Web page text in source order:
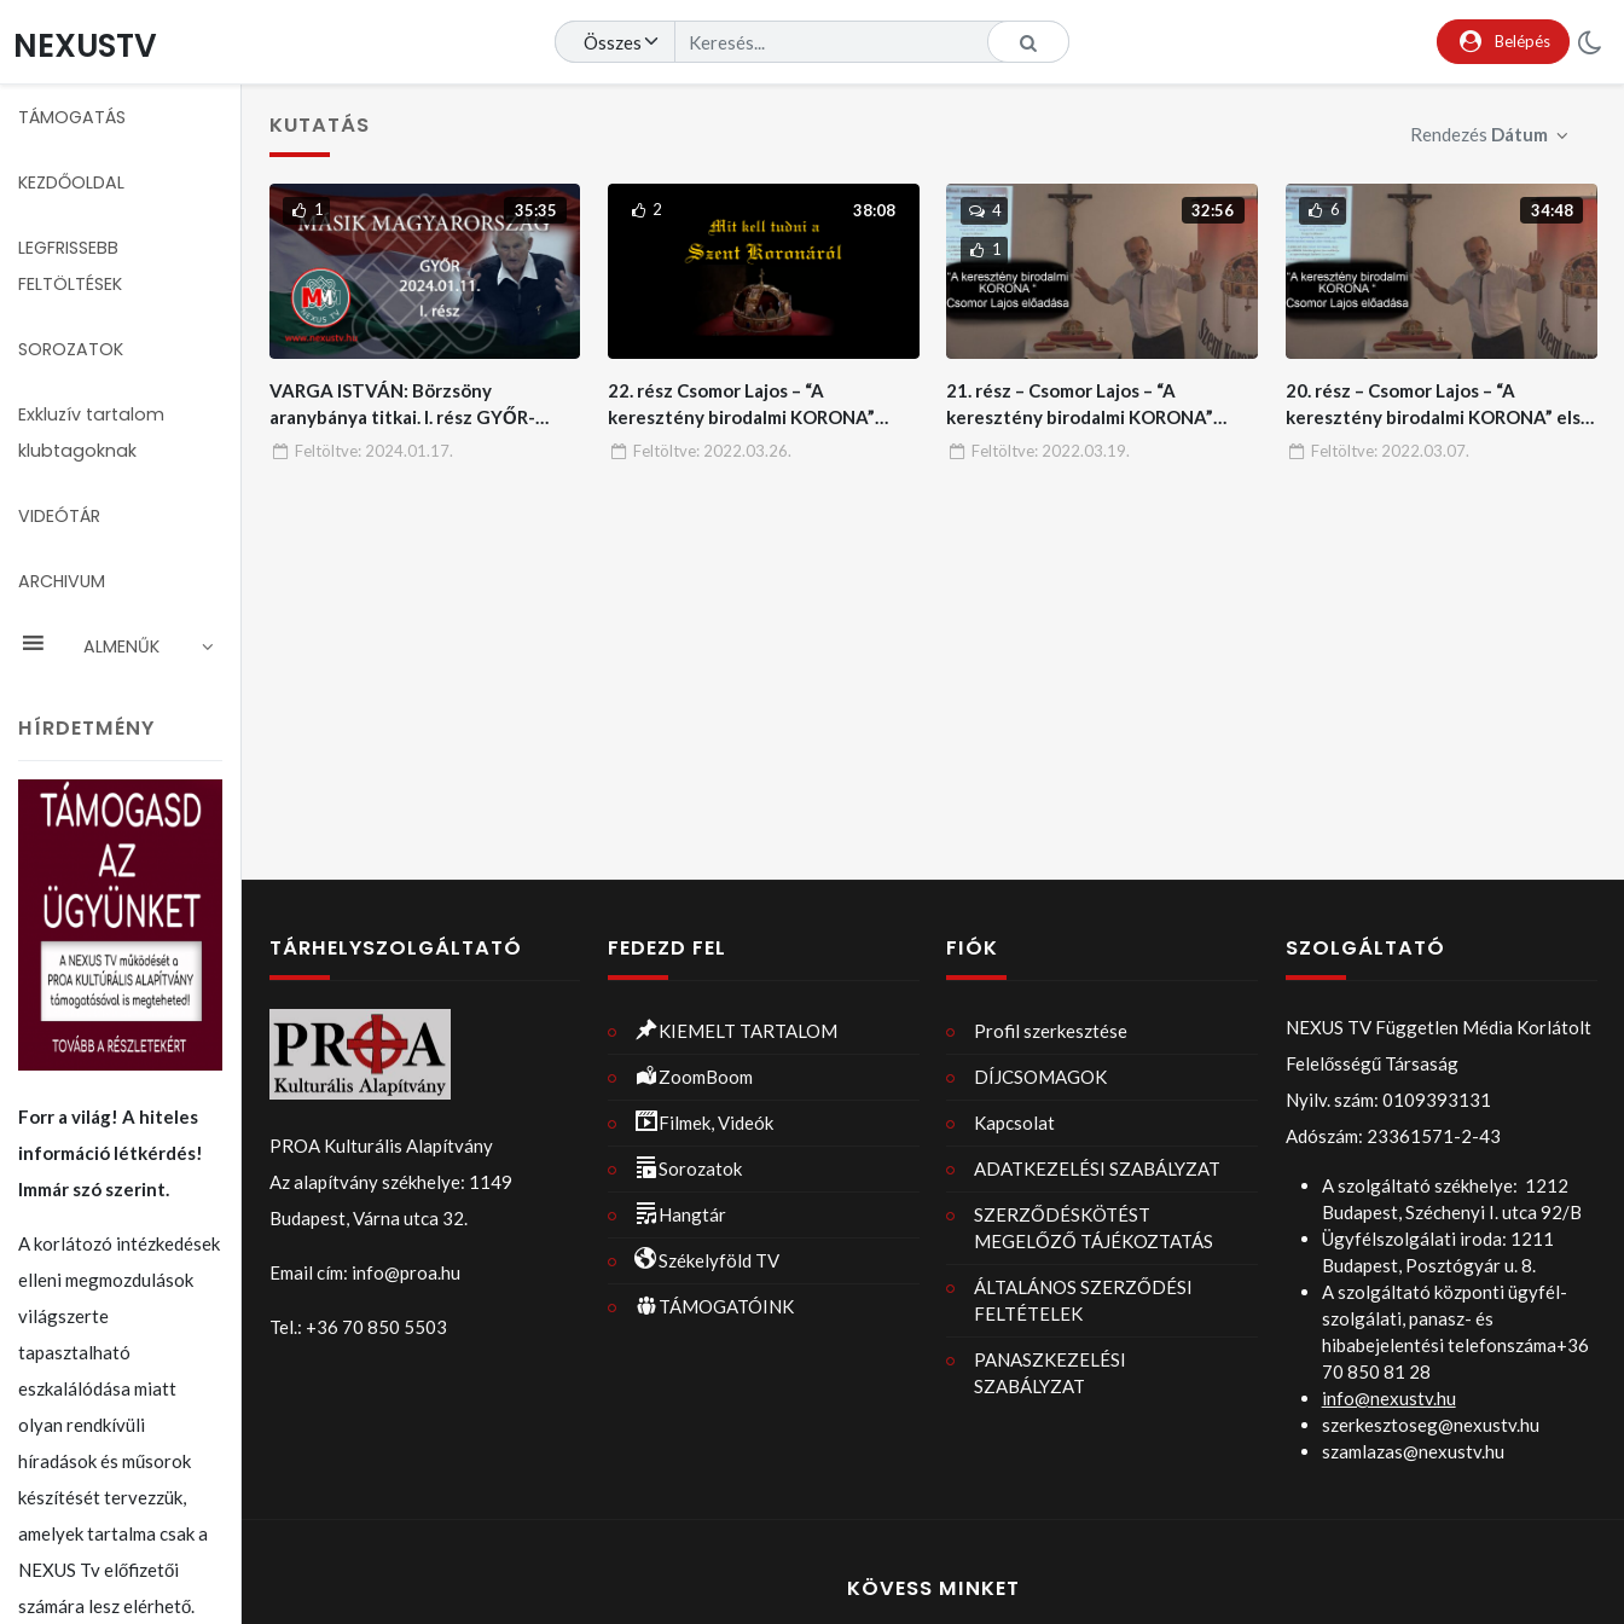
NEXUSTV Belépés
TÁMOGATÁS
KEZDŐOLDAL
LEGFRISSEBB
FELTÖLTÉSEK
SOROZATOK
Exkluzív tartalom
klubtagoknak
VIDEÓTÁR
ARCHIVUM
ALMENŰK
HÍRDETMÉNY
Forr a világ! A hiteles
információ létkérdés!
Immár szó szerint.
A korlátozó intézkedések
elleni megmozdulások
világszerte
tapasztalható
eszkalálódása miatt
olyan rendkívüli
híradások és műsorok
készítését tervezzük,
amelyek tartalma csak a
NEXUS Tv előfizetői
számára lesz elérhető.
KUTATÁS Rendezés Dátum
35:35
1
VARGA ISTVÁN: Börzsöny
aranybánya titkai. I. rész GYŐR-
MÁSIK MAGYARORSZÁG
Feltöltve: 2024.01.17.
38:08
2
22. rész Csomor Lajos – “A
keresztény birodalmi KORONA”
harmadik befejező része
Feltöltve: 2022.03.26.
32:56
4
1
21. rész – Csomor Lajos – “A
keresztény birodalmi KORONA”
második része
Feltöltve: 2022.03.19.
34:48
6
20. rész – Csomor Lajos – “A
keresztény birodalmi KORONA” első
részeFeltöltve: 2022.03.07.
TÁRHELYSZOLGÁLTATÓ
PROA Kulturális Alapítvány
Az alapítvány székhelye: 1149
Budapest, Várna utca 32.
Email cím: info@proa.hu
Tel.: +36 70 850 5503
FEDEZD FEL
KIEMELT TARTALOM
ZoomBoom
Filmek, Videók
Sorozatok
Hangtár
Székelyföld TV
TÁMOGATÓINK
FIÓK
Profil szerkesztése
DÍJCSOMAGOK
Kapcsolat
ADATKEZELÉSI SZABÁLYZAT
SZERZŐDÉSKÖTÉST
MEGELŐZŐ TÁJÉKOZTATÁS
ÁLTALÁNOS SZERZŐDÉSI
FELTÉTELEK
PANASZKEZELÉSI
SZABÁLYZAT
SZOLGÁLTATÓ
NEXUS TV Független Média Korlátolt
Felelősségű Társaság
Nyilv. szám: 0109393131
Adószám: 23361571-2-43
A szolgáltató székhelye: 1212
Budapest, Széchenyi I. utca 92/B
Ügyfélszolgálati iroda: 1211
Budapest, Posztógyár u. 8.
A szolgáltató központi ügyfél-
szolgálati, panasz- és
hibabejelentési telefonszáma+36
70 850 81 28
info@nexustv.hu
szerkesztoseg@nexustv.hu
szamlazas@nexustv.hu
KÖVESS MINKET